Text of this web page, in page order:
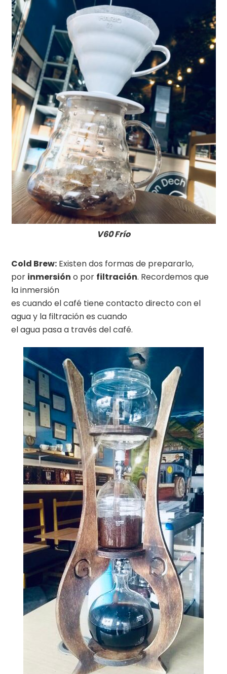
V60 Frío
Cold Brew: Existen dos formas de prepararlo,
por inmersión o por filtración. Recordemos que
la inmersión
es cuando el café tiene contacto directo con el
agua y la filtración es cuando
el agua pasa a través del café.